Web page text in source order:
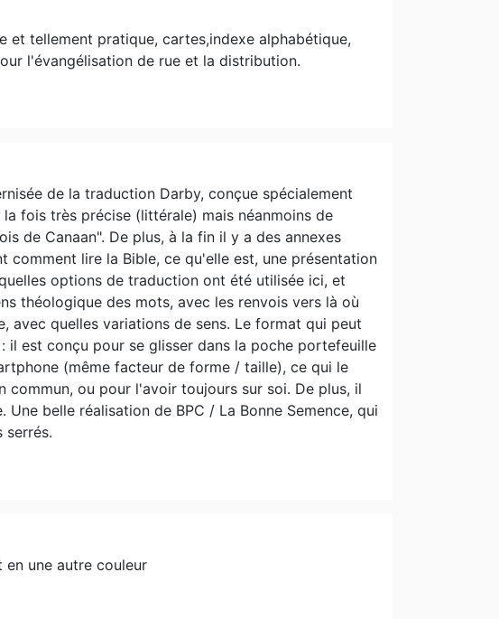
tellement pratique, cartes,indexe alphabétique,
l'évangélisation de rue et la distribution.
de la traduction Darby, conçue spécialement
fois très précise (littérale) mais néanmoins de
de Canaan". De plus, à la fin il y a des annexes
lire la Bible, ce qu'elle est, une présentation
options de traduction ont été utilisée ici, et
théologique des mots, avec les renvois vers là où
avec quelles variations de sens. Le format qui peut
il est conçu pour se glisser dans la poche portefeuille
(même facteur de forme / taille), ce qui le
ou pour l'avoir toujours sur soi. De plus, il
belle réalisation de BPC / La Bonne Semence, qui
serrés.
en une autre couleur